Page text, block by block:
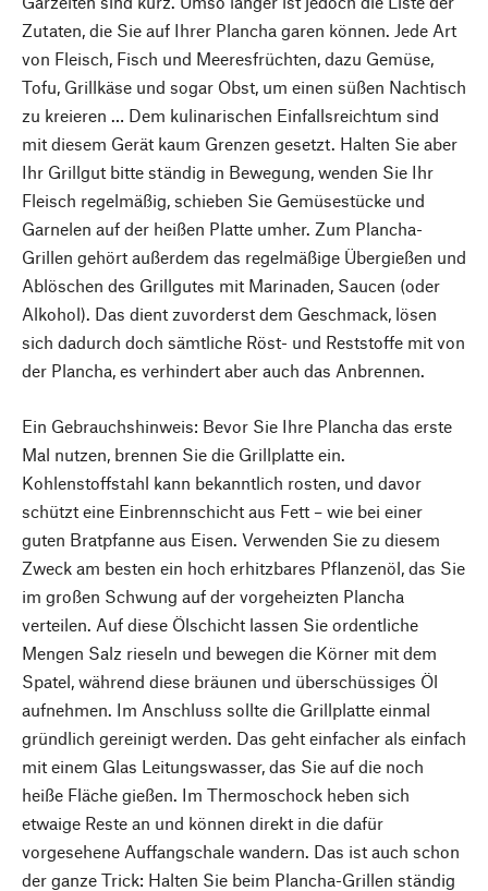
Zutaten, die Sie auf Ihrer Plancha garen können. Jede Art
von Fleisch, Fisch und Meeresfrüchten, dazu Gemüse,
Tofu, Grillkäse und sogar Obst, um einen süßen Nachtisch
zu kreieren … Dem kulinarischen Einfallsreichtum sind
mit diesem Gerät kaum Grenzen gesetzt. Halten Sie aber
Ihr Grillgut bitte ständig in Bewegung, wenden Sie Ihr
Fleisch regelmäßig, schieben Sie Gemüsestücke und
Garnelen auf der heißen Platte umher. Zum Plancha-
Grillen gehört außerdem das regelmäßige Übergießen und
Ablöschen des Grillgutes mit Marinaden, Saucen (oder
Alkohol). Das dient zuvorderst dem Geschmack, lösen
sich dadurch doch sämtliche Röst- und Reststoffe mit von
der Plancha, es verhindert aber auch das Anbrennen.
Ein Gebrauchshinweis: Bevor Sie Ihre Plancha das erste
Mal nutzen, brennen Sie die Grillplatte ein.
Kohlenstoffstahl kann bekanntlich rosten, und davor
schützt eine Einbrennschicht aus Fett – wie bei einer
guten Bratpfanne aus Eisen. Verwenden Sie zu diesem
Zweck am besten ein hoch erhitzbares Pflanzenöl, das Sie
im großen Schwung auf der vorgeheizten Plancha
verteilen. Auf diese Ölschicht lassen Sie ordentliche
Mengen Salz rieseln und bewegen die Körner mit dem
Spatel, während diese bräunen und überschüssiges Öl
aufnehmen. Im Anschluss sollte die Grillplatte einmal
gründlich gereinigt werden. Das geht einfacher als einfach
mit einem Glas Leitungswasser, das Sie auf die noch
heiße Fläche gießen. Im Thermoschock heben sich
etwaige Reste an und können direkt in die dafür
vorgesehene Auffangschale wandern. Das ist auch schon
der ganze Trick: Halten Sie beim Plancha-Grillen ständig